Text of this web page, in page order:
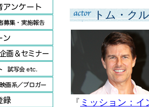
トム・ク
『 ミッション：イ